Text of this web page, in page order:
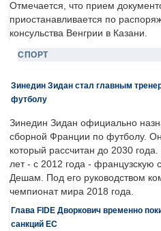
Отмечается, что прием
приостанавливается по
консульства Венгрии в Казани.
СПОРТ
Зинедин Зидан стал главным
футболу
Зинедин Зидан официально
сборной Франции по футболу. Он
который рассчитан до 2030
лет - с 2012 года - французскую
Дешам. Под его руководством
чемпионат мира 2018 года.
Глава FIDE Дворкович временно
санкций ЕС